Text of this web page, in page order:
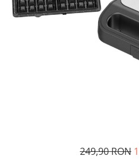
Robot de bucătărie
249,90 RON